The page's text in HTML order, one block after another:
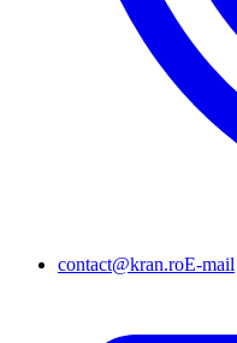
contact@kran.roE-mail